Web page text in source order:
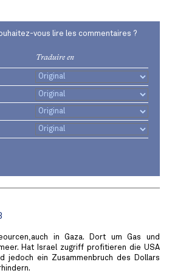
vous lire les commentaires ?
Traduire en
in Gaza. Dort um Gas und
Hat Israel zugriff profitieren die USA
jedoch ein Zusammenbruch des Dollars